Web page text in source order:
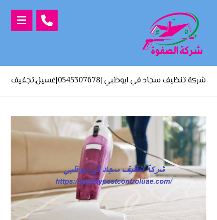
شركة تنظيف سجاد في ابوظبي |0545307678|غسيل,تجفيف